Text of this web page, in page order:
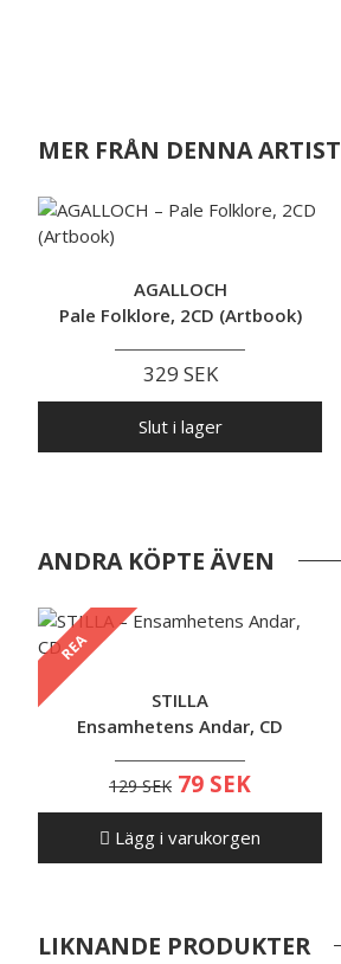
MER FRÅN DENNA ARTIST
AGALLOCH
Pale Folklore, 2CD (Artbook)
329 SEK
Slut i lager
ANDRA KÖPTE ÄVEN
REA
STILLA
Ensamhetens Andar, CD
129 SEK 79 SEK
Lägg i varukorgen
LIKNANDE PRODUKTER